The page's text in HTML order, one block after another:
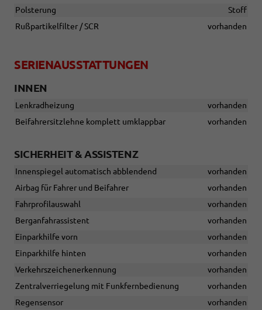
Polsterung
Stoff
Rußpartikelfilter / SCR
vorhanden
SERIENAUSSTATTUNGEN
INNEN
Lenkradheizung
vorhanden
Beifahrersitzlehne komplett umklappbar
vorhanden
SICHERHEIT & ASSISTENZ
Innenspiegel automatisch abblendend
vorhanden
Airbag für Fahrer und Beifahrer
vorhanden
Fahrprofilauswahl
vorhanden
Berganfahrassistent
vorhanden
Einparkhilfe vorn
vorhanden
Einparkhilfe hinten
vorhanden
Verkehrszeichenerkennung
vorhanden
Zentralverriegelung mit Funkfernbedienung
vorhanden
Regensensor
vorhanden